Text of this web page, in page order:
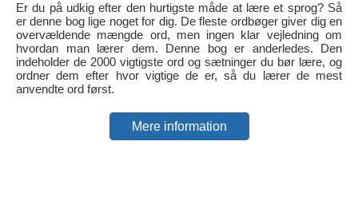
Er du på udkig efter den hurtigste måde at lære et sprog? Så
er denne bog lige noget for dig. De fleste ordbøger giver dig en
overvældende mængde ord, men ingen klar vejledning om
hvordan man lærer dem. Denne bog er anderledes. Den
indeholder de 2000 vigtigste ord og sætninger du bør lære, og
ordner dem efter hvor vigtige de er, så du lærer de mest
anvendte ord først.
Mere information